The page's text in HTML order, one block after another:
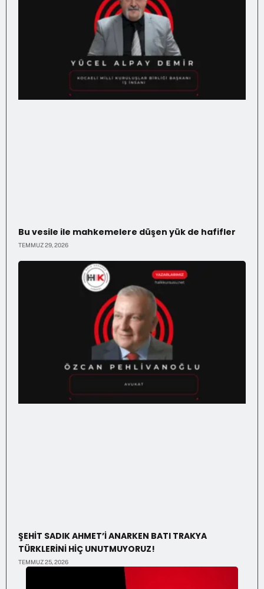
Bu vesile ile mahkemelere düşen yük de hafifler
TEMMUZ 29, 2026
ŞEHİT SADIK AHMET’İ ANARKEN BATI TRAKYA
TÜRKLERİNİ HİÇ UNUTMUYORUZ!
TEMMUZ 25, 2026